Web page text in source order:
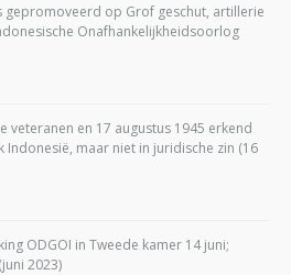
gepromoveerd op Grof geschut, artillerie
Onafhankelijkheidsoorlog
veteranen en 17 augustus 1945 erkend
Indonesië, maar niet in juridische zin (16
ODGOI in Tweede kamer 14 juni;
2023)